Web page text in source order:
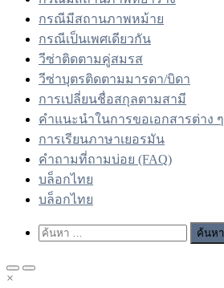
กรณีมีสถานภาพหม้าย
กรณีเป็นเพศเดียวกัน
วีซ่าติดตามคู่สมรส
วีซ่าบุตรติดตามมารดา/บิดา
การเปลี่ยนชื่อสกุลตามสามี
คำแนะนำในการขอเอกสารต่าง ๆ
การเรียนภาษาเยอรมัน
คำถามที่ถามบ่อย (FAQ)
บล็อกไทย
บล็อกไทย
Show
Search
ค้นหา
PrimaryPrimary
×